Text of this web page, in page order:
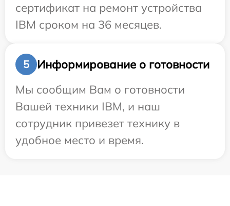
сертификат на ремонт устройства
IBM сроком на 36 месяцев.
5
Информирование о готовности
Мы сообщим Вам о готовности
Вашей техники IBM, и наш
сотрудник привезет технику в
удобное место и время.